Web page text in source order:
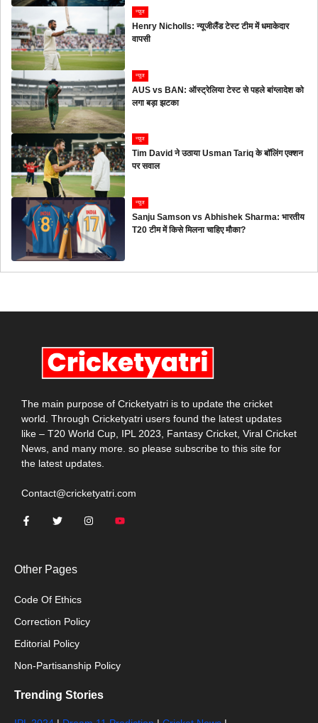
न्यूज
Henry Nicholls: न्यूजीलैंड टेस्ट टीम में धमाकेदार
वापसी
न्यूज
AUS vs BAN: ऑस्ट्रेलिया टेस्ट से पहले बांग्लादेश को
लगा बड़ा झटका
न्यूज
Tim David ने उठाया Usman Tariq के बॉलिंग एक्शन
पर सवाल
न्यूज
Sanju Samson vs Abhishek Sharma: भारतीय
T20 टीम में किसे मिलना चाहिए मौका?
The main purpose of Cricketyatri is to update the cricket
world. Through Cricketyatri users found the latest updates
like – T20 World Cup, IPL 2023, Fantasy Cricket, Viral Cricket
News, and many more. so please subscribe to this site for
the latest updates.
Contact@cricketyatri.com
Other Pages
Code Of Ethics
Correction Policy
Editorial Policy
Non-Partisanship Policy
Trending Stories